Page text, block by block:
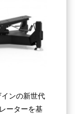
ンの新世代
ーターを基